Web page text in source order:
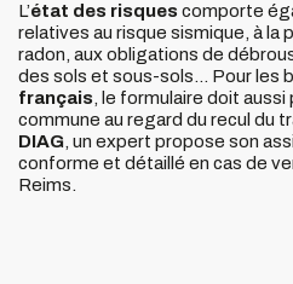
L’état des risques comporte
relatives au risque sismique, à la
radon, aux obligations de
des sols et sous-sols… Pour les
français , le formulaire doit
commune au regard du recul du
DIAG , un expert propose son
conforme et détaillé en cas de
Reims.